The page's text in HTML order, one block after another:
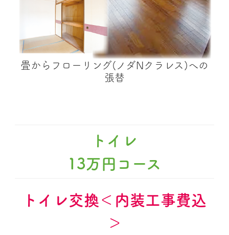
畳からフローリング(ノダNクラレス)への
張替
トイレ
13万円コース
トイレ交換＜内装工事費込
＞